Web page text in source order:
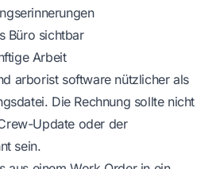
Büro sichtbar
Arbeit
arborist softwarenützlicher als
Die Rechnung sollte nicht
Update oder der
sein.